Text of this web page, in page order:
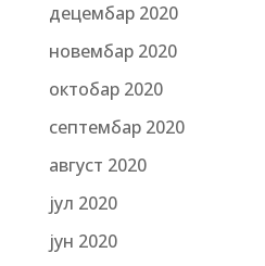
децембар 2020
новембар 2020
октобар 2020
септембар 2020
август 2020
јул 2020
јун 2020